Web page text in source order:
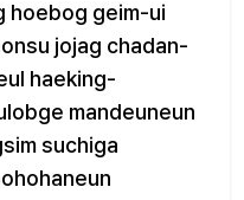
hoebog geim-ui
jojag chadan-
haeking-
mandeuneun
suchiga